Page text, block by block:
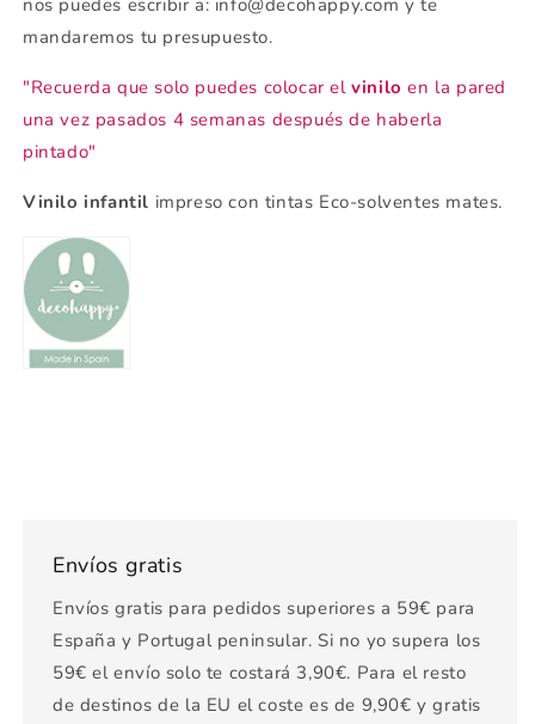
mandaremos tu presupuesto.
"Recuerda que solo puedes colocar elvinilo en la pared
una vez pasados 4 semanas después de haberla
pintado"
Vinilo infantil impreso con tintas Eco-solventes mates.
Envíos gratis
Envíos gratis para pedidos superiores a 59€ para
España y Portugal peninsular. Si no yo supera los
59€ el envío solo te costará 3,90€. Para el resto
de destinos de la EU el coste es de 9,90€ y gratis